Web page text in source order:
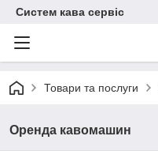
Систем кава сервіс
Товари та послуги
Оренда кавомашин